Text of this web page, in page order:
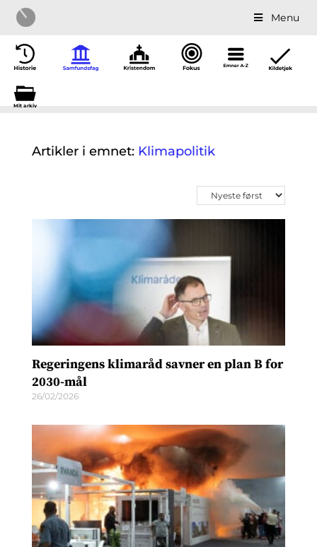
Menu
Mit arkiv
Artikler i emnet: Klimapolitik
Regeringens klimaråd savner en plan B for
2030-mål
26/02/2026